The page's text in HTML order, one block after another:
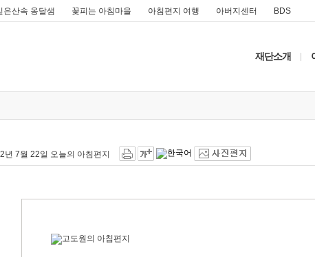
은산속 옹달샘 꽃피는 아침마을 아침편지 여행 아버지센터 BDS
재단소개
년 7월 22일 오늘의 아침편지